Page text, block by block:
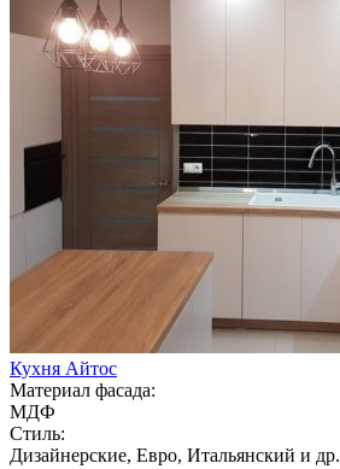
Кухня Айтос
Материал фасада:
МДФ
Стиль:
Дизайнерские, Евро, Итальянский и др.